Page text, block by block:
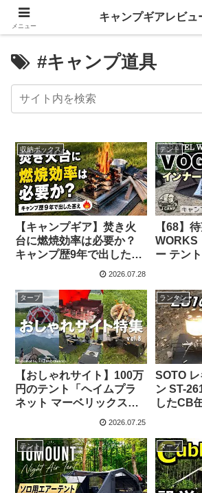
#キャンプ道具
収納ボックス
【キャンプギア】焚き火
台に燃焼効率は必要か？
キャンプ歴9年で出した答
えは🔥 – 係長けん
2026.07.28
テント
【68】
WORKS
ー テン
キャン
タープ
【おしゃれサイト】100万
円のテント「ヘイムプラ
ネット マーベリックス」
＆「スノーピーク ランド
場！こだわりテントサイ
ト特集vol.8 – ジュン
CAMP Channel
2026.07.25
ランタン
SOTO
ン ST-
したCB
キャン
アウトド
テント タープ
メニュー
キャンプギアレビュ